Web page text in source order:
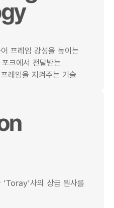
프레임 강성을 높이는
크에서 전달받는
레임을 지켜주는 기술
'Toray'사의 상급 원사를